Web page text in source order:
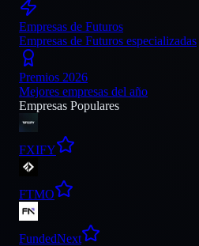
Empresas de Futuros
Empresas de Futuros especializadas
Premios 2026
Mejores empresas del año
Empresas Populares
FXIFY
FTMO
FundedNext